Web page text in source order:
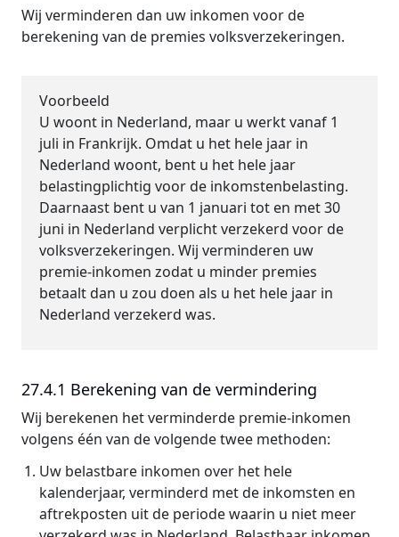
Wij verminderen dan uw inkomen voor de
berekening van de premies volksverzekeringen.
Voorbeeld
U woont in Nederland, maar u werkt vanaf 1
juli in Frankrijk. Omdat u het hele jaar in
Nederland woont, bent u het hele jaar
belastingplichtig voor de inkomstenbelasting.
Daarnaast bent u van 1 januari tot en met 30
juni in Nederland verplicht verzekerd voor de
volksverzekeringen. Wij verminderen uw
premie-inkomen zodat u minder premies
betaalt dan u zou doen als u het hele jaar in
Nederland verzekerd was.
27.4.1 Berekening van de vermindering
Wij berekenen het verminderde premie-inkomen
volgens één van de volgende twee methoden:
Uw belastbare inkomen over het hele
kalenderjaar, verminderd met de inkomsten en
aftrekposten uit de periode waarin u niet meer